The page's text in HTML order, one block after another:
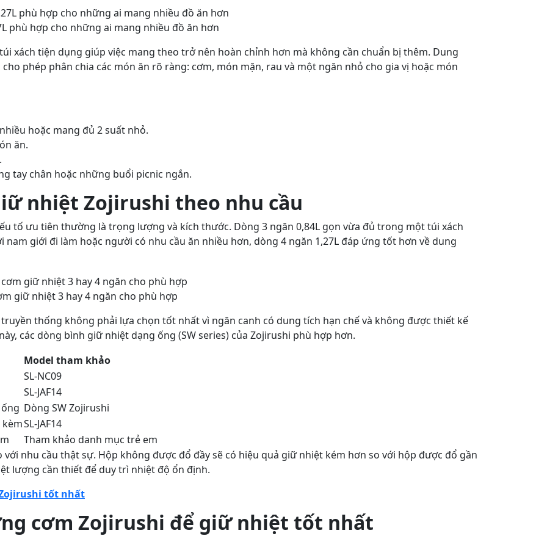
phù hợp cho những ai mang nhiều đồ ăn hơn
xách tiện dụng giúp việc mang theo trở nên hoàn chỉnh hơn mà không cần chuẩn bị thêm. Dung
phép phân chia các món ăn rõ ràng: cơm, món mặn, rau và một ngăn nhỏ cho gia vị hoặc món
hoặc mang đủ 2 suất nhỏ.
ăn.
tay chân hoặc những buổi picnic ngắn.
nhiệt Zojirushi theo nhu cầu
tố ưu tiên thường là trọng lượng và kích thước. Dòng 3 ngăn 0,84L gọn vừa đủ trong một túi xách
giới đi làm hoặc người có nhu cầu ăn nhiều hơn, dòng 4 ngăn 1,27L đáp ứng tốt hơn về dung
giữ nhiệt 3 hay 4 ngăn cho phù hợp
thống không phải lựa chọn tốt nhất vì ngăn canh có dung tích hạn chế và không được thiết kế
các dòng bình giữ nhiệt dạng ống (SW series) của Zojirushi phù hợp hơn.
Model tham khảo
SL-NC09
SL-JAF14
Dòng SW Zojirushi
SL-JAF14
Tham khảo danh mục trẻ em
nhu cầu thật sự. Hộp không được đổ đầy sẽ có hiệu quả giữ nhiệt kém hơn so với hộp được đổ gần
lượng cần thiết để duy trì nhiệt độ ổn định.
tốt nhất
cơm Zojirushi để giữ nhiệt tốt nhất